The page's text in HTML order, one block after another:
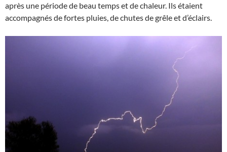
après une période de beau temps et de chaleur. Ils étaient
accompagnés de fortes pluies, de chutes de grêle et d’éclairs.